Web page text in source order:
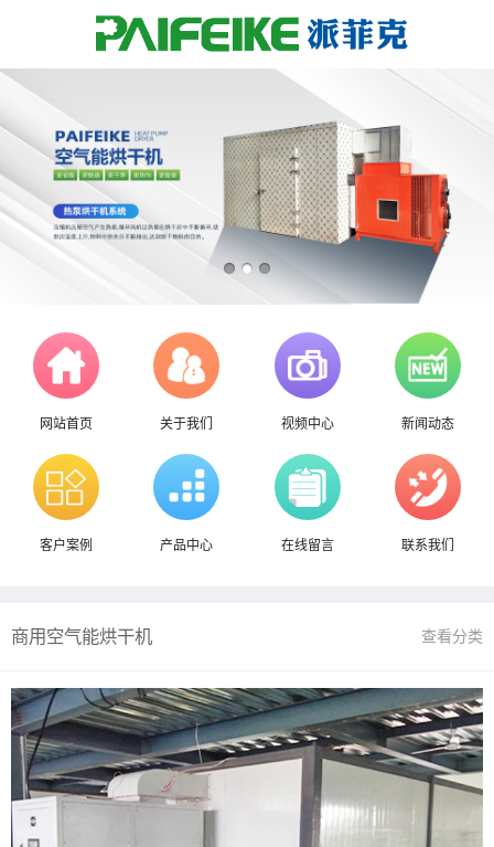
网站首页 关于我们 视频中心 新闻动态
客户案例 产品中心 在线留言 联系我们
商用空气能烘干机 查看分类